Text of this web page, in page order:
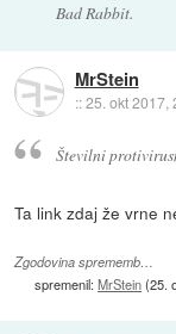
Bad Rabbit.
MrStein
::25. okt 2017,
Številni
Ta link zdaj že vrne
Zgodovina sprememb…
spremenil:MrStein(25.